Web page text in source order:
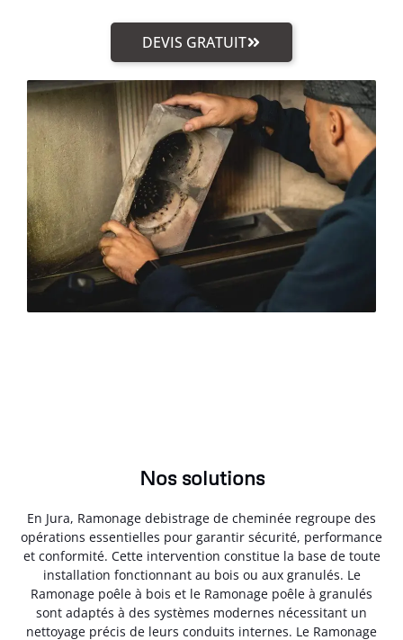
DEVIS GRATUIT
Nos solutions
En Jura, Ramonage debistrage de cheminée regroupe des
opérations essentielles pour garantir sécurité, performance
et conformité. Cette intervention constitue la base de toute
installation fonctionnant au bois ou aux granulés. Le
Ramonage poêle à bois et le Ramonage poêle à granulés
sont adaptés à des systèmes modernes nécessitant un
nettoyage précis de leurs conduits internes. Le Ramonage